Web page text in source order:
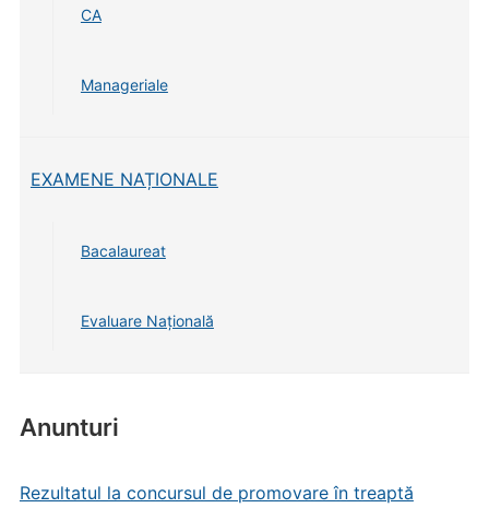
CA
Manageriale
EXAMENE NAȚIONALE
Bacalaureat
Evaluare Națională
Anunturi
Rezultatul la concursul de promovare în treaptă